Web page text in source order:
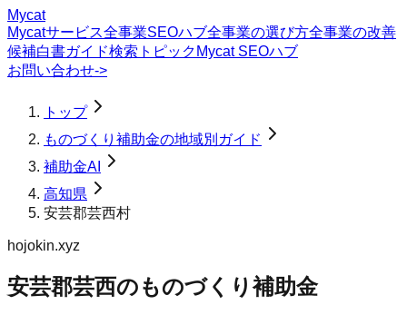
Mycat
Mycatサービス全事業SEOハブ全事業の選び方全事業の改善
候補白書ガイド検索トピック Mycat SEOハブ
お問い合わせ->
トップ
ものづくり補助金の地域別ガイド
補助金AI
高知県
安芸郡芸西村
hojokin.xyz
安芸郡芸西のものづくり補助金